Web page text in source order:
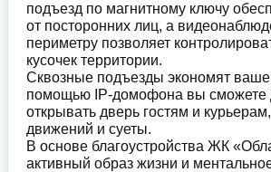
подъезд по магнитному ключу
от посторонних лиц, а
периметру позволяет
кусочек территории.
Сквозные подъезды экономят
помощью IP-домофона вы сможете
открывать дверь гостям и
движений и суеты.
В основе благоустройства ЖК
активный образ жизни и